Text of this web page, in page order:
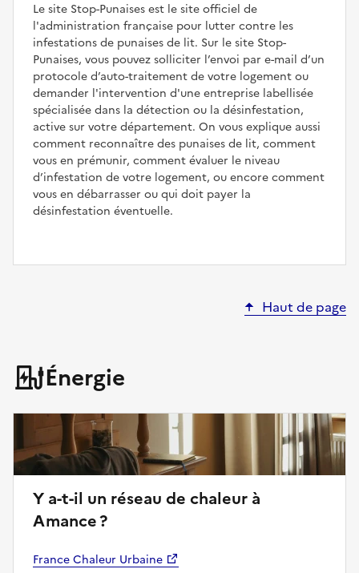
Le site Stop-Punaises est le site officiel de
l'administration française pour lutter contre les
infestations de punaises de lit. Sur le site Stop-
Punaises, vous pouvez solliciter l’envoi par e-mail d’un
protocole d’auto-traitement de votre logement ou
demander l'intervention d'une entreprise labellisée
spécialisée dans la détection ou la désinfestation,
active sur votre département. On vous explique aussi
comment reconnaître des punaises de lit, comment
vous en prémunir, comment évaluer le niveau
d’infestation de votre logement, ou encore comment
vous en débarrasser ou qui doit payer la
désinfestation éventuelle.
Haut de page
Énergie
Y a-t-il un réseau de chaleur à
Amance ?
France Chaleur Urbaine